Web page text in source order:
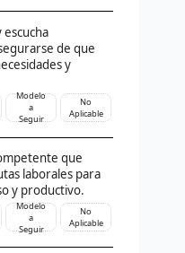
de que
y
Modelo
a
Seguir
No
Aplicable
que
laborales para
y productivo.
Modelo
a
Seguir
No
Aplicable